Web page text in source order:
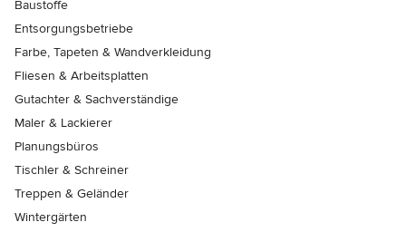
Baustoffe
Entsorgungsbetriebe
Farbe, Tapeten & Wandverkleidung
Fliesen & Arbeitsplatten
Gutachter & Sachverständige
Maler & Lackierer
Planungsbüros
Tischler & Schreiner
Treppen & Geländer
Wintergärten